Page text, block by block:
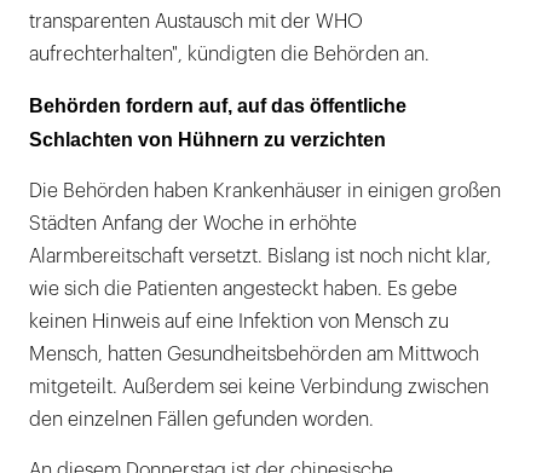
transparenten Austausch mit der WHO
aufrechterhalten", kündigten die Behörden an.
Behörden fordern auf, auf das öffentliche
Schlachten von Hühnern zu verzichten
Die Behörden haben Krankenhäuser in einigen großen
Städten Anfang der Woche in erhöhte
Alarmbereitschaft versetzt. Bislang ist noch nicht klar,
wie sich die Patienten angesteckt haben. Es gebe
keinen Hinweis auf eine Infektion von Mensch zu
Mensch, hatten Gesundheitsbehörden am Mittwoch
mitgeteilt. Außerdem sei keine Verbindung zwischen
den einzelnen Fällen gefunden worden.